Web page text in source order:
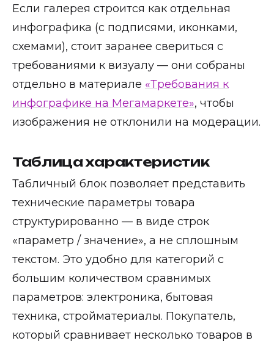
Если галерея строится как отдельная
инфографика (с подписями, иконками,
схемами), стоит заранее свериться с
требованиями к визуалу — они собраны
отдельно в материале «Требования к
инфографике на Мегамаркете», чтобы
изображения не отклонили на модерации.
Таблица характеристик
Табличный блок позволяет представить
технические параметры товара
структурированно — в виде строк
«параметр / значение», а не сплошным
текстом. Это удобно для категорий с
большим количеством сравнимых
параметров: электроника, бытовая
техника, стройматериалы. Покупатель,
который сравнивает несколько товаров в